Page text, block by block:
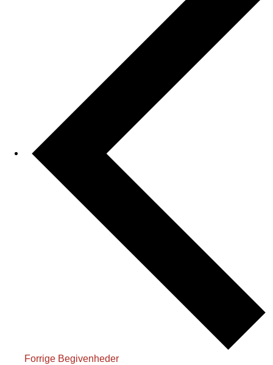
Forrige Begivenheder